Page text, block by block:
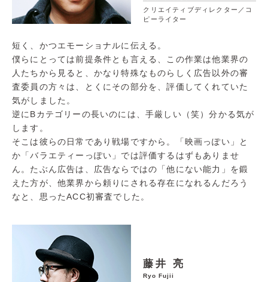
クリエイティブディレクター／コ
ピーライター
短く、かつエモーショナルに伝える。
僕らにとっては前提条件とも言える、この作業は他業界の
人たちから見ると、かなり特殊なものらしく広告以外の審
査委員の方々は、とくにその部分を、評価してくれていた
気がしました。
逆にBカテゴリーの長いのには、手厳しい（笑）分かる気が
します。
そこは彼らの日常であり戦場ですから。「映画っぽい」と
か「バラエティーっぽい」では評価するはずもありませ
ん。たぶん広告は、広告ならではの「他にない能力」を鍛
えた方が、他業界から頼りにされる存在になれるんだろう
なと、思ったACC初審査でした。
藤井 亮
Ryo Fujii